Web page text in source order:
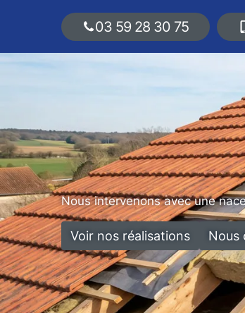
03 59 28 30 75
Nous intervenons avec une
Voir nos réalisations Nous